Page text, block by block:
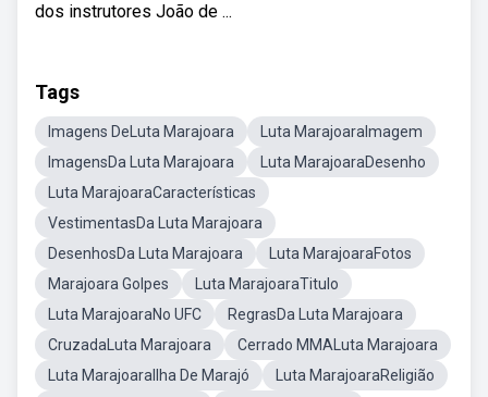
dos instrutores João de ...
Tags
Imagens DeLuta Marajoara
Luta MarajoaraImagem
ImagensDa Luta Marajoara
Luta MarajoaraDesenho
Luta MarajoaraCaracterísticas
VestimentasDa Luta Marajoara
DesenhosDa Luta Marajoara
Luta MarajoaraFotos
Marajoara Golpes
Luta MarajoaraTitulo
Luta MarajoaraNo UFC
RegrasDa Luta Marajoara
CruzadaLuta Marajoara
Cerrado MMALuta Marajoara
Luta MarajoaraIlha De Marajó
Luta MarajoaraReligião